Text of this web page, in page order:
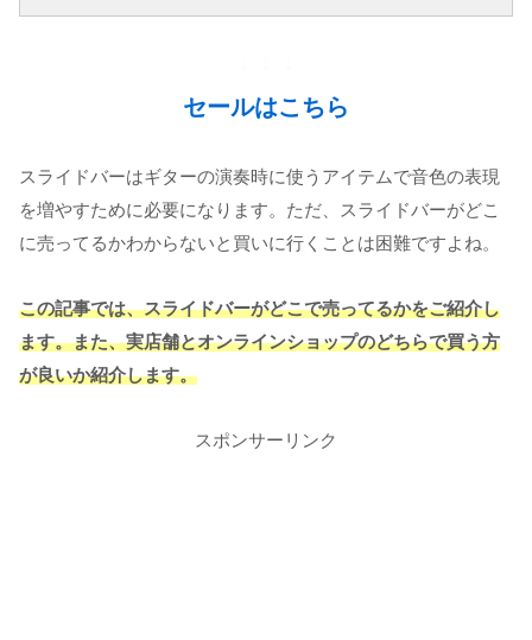
セールはこちら
スライドバーはギターの演奏時に使うアイテムで音色の表現
を増やすために必要になります。ただ、スライドバーがどこ
に売ってるかわからないと買いに行くことは困難ですよね。
この記事では、スライドバーがどこで売ってるかをご紹介し
ます。また、実店舗とオンラインショップのどちらで買う方
が良いか紹介します。
スポンサーリンク